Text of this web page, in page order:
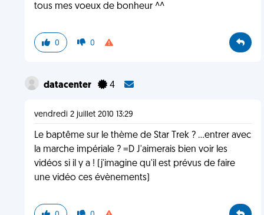
tous mes voeux de bonheur ^^
0 0
datacenter 4
vendredi 2 juillet 2010 13:29
Le baptême sur le thème de Star Trek ? ...entrer avec
la marche impériale ? =D J'aimerais bien voir les
vidéos si il y a ! (j'imagine qu'il est prévus de faire
une vidéo ces évènements)